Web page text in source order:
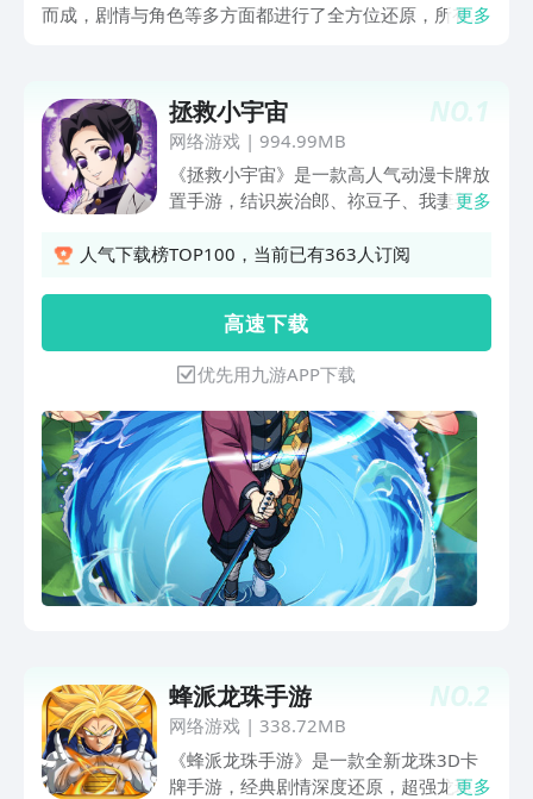
而成，剧情与角色等多方面都进行了全方位还原，所有玩
方内容，并点击链接安装探索。
更多
NO.1
拯救小宇宙
网络游戏| 994.99MB
《拯救小宇宙》是一款高人气动漫卡牌放
置手游，结识炭治郎、祢豆子、我妻善逸
将分为烈火、流水、风雷、血鬼四个阵容
重要的作用，合理的策略应用能让游戏冲
关更轻松。
更多
人气下载榜TOP100，当前已有363人订阅
高 速 下 载
优先用九游APP下载
NO.2
蜂派龙珠手游
网络游戏| 338.72MB
《蜂派龙珠手游》是一款全新龙珠3D卡
牌手游，经典剧情深度还原，超强龙珠战
更多